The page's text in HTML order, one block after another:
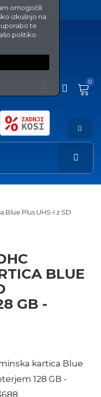
omogočili
izkušnjo na
uporabo te
politiko
0
Plus UHS-I z SD
BLUE
GB -